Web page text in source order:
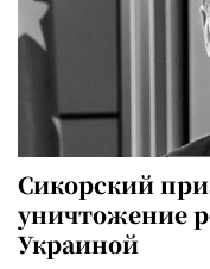
Сикорский
уничтожение
Украиной